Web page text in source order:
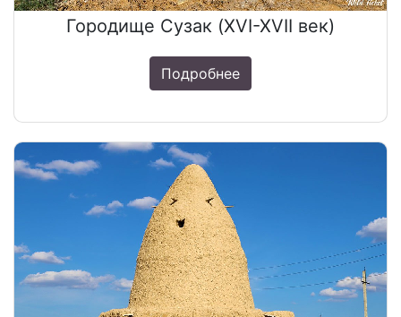
Городище Сузак (XVI-XVII век)
Подробнее